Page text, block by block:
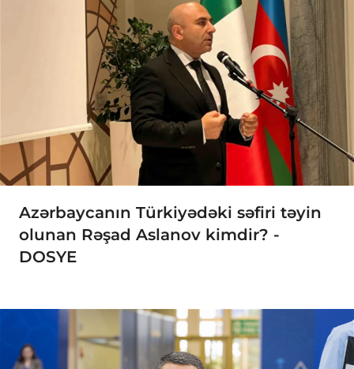
Azərbaycanın Türkiyədəki səfiri təyin
olunan Rəşad Aslanov kimdir? -
DOSYE